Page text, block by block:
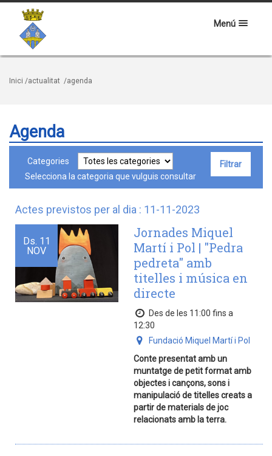
Menú
Inici /actualitat /agenda
Agenda
Categories
Selecciona la categoria que vulguis consultar
Actes previstos per al dia : 11-11-2023
Ds. 11
NOV
Jornades Miquel
Martí i Pol | "Pedra
pedreta" amb
titelles i música en
directe
Des de les 11:00 fins a
12:30
Fundació Miquel Martí i Pol
Conte presentat amb un
muntatge de petit format amb
objectes i cançons, sons i
manipulació de titelles creats a
partir de materials de joc
relacionats amb la terra.